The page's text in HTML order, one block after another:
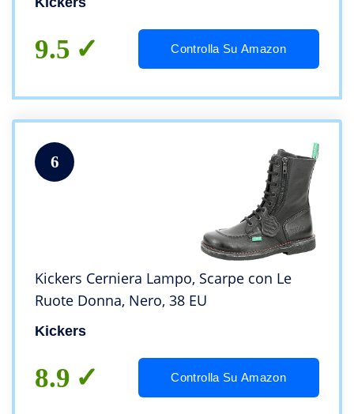
9.5 Controlla Su Amazon
6
Kickers Cerniera Lampo, Scarpe con Le
Ruote Donna, Nero, 38 EU
Kickers
8.9 Controlla Su Amazon